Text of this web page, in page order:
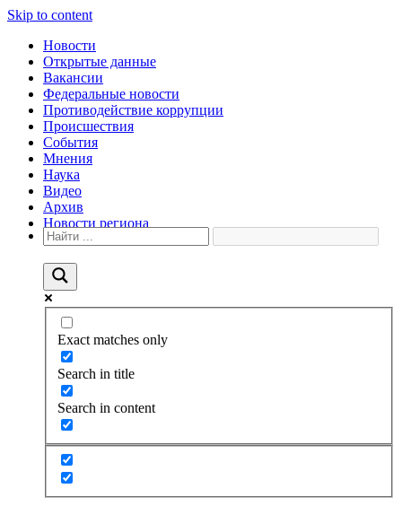
Skip to content
Новости
Открытые данные
Вакансии
Федеральные новости
Противодействие коррупции
Происшествия
События
Мнения
Наука
Видео
Архив
Новости региона
Exact matches only
Search in title
Search in content